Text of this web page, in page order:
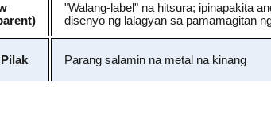
"Walang-label" na hitsura; ipinapakita
disenyo ng lalagyan sa pamamagitan
Parang salamin na metal na kinang